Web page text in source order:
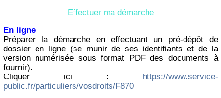
Effectuer ma démarche
En ligne
Préparer la démarche en effectuant un pré-dépôt de
dossier en ligne (se munir de ses identifiants et de la
version numérisée sous format PDF des documents à
fournir).
Cliquer ici : https://www.service-
public.fr/particuliers/vosdroits/F870